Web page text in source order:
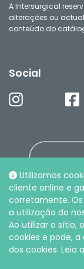
Utilizamos
cliente online e
corretamente.
a utilização do
Ao utilizar o sítio,
cookies e pode,
dos cookies. Leia
A Intersurgical
alterações ou
conteúdo do
Social